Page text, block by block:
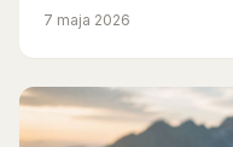
7 maja 2026